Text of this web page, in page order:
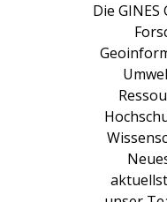
Die